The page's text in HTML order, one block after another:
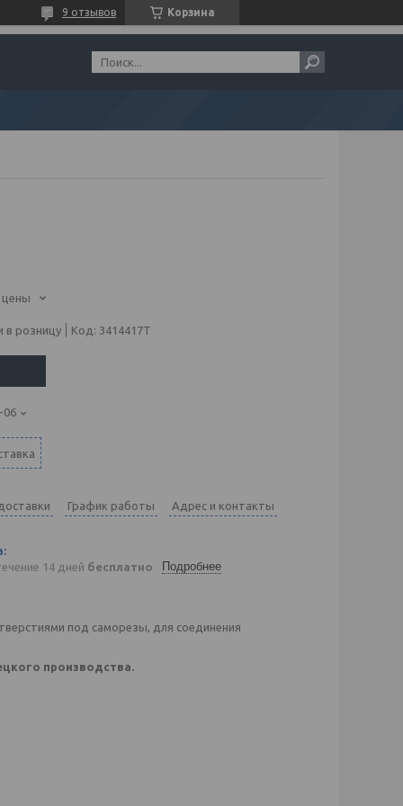
Корзина
9 отзывов
цены
в розницу Код: 3414417Т
06
График работы Адрес и контакты
14 дней бесплатно Подробнее
под саморезы, для соединения
производства.